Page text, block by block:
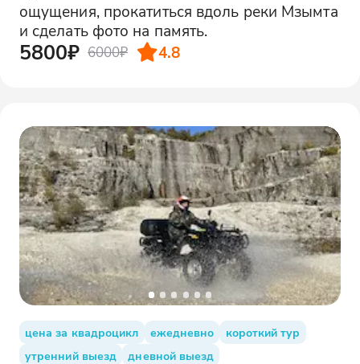
ощущения, прокатиться вдоль реки Мзымта
и сделать фото на память.
5800₽ 6000₽ 4.8
цена за квадроцикл ежедневно
короткий тур
утренний выезд
дневной выезд